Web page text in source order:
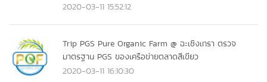
2020-03-11 15:52:12
Trip PGS Pure Organic Farm @ ฉะเชิงเทรา ตรวจ
มาตรฐาน PGS ของเครือข่ายตลาดสีเขียว
2020-03-11 16:10:30